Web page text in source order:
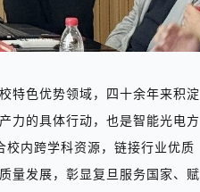
特色优势领域，四十余年来积淀
力的具体行动，也是智能光电方
校内跨学科资源，链接行业优质
量发展，彰显复旦服务国家、赋